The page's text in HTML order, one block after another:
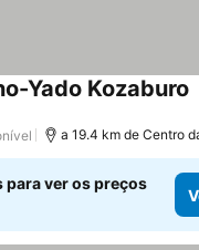
Yado Kozaburo
a 19.4 km de Centro
para ver os preços